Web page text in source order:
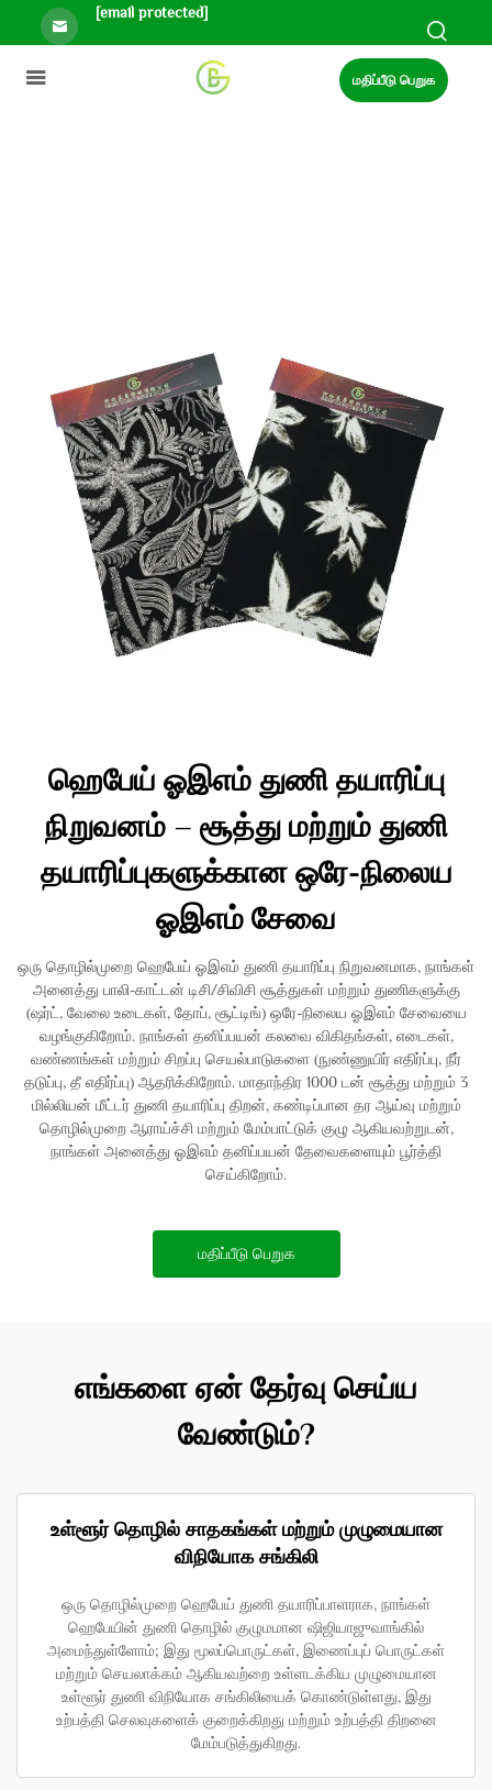
[email protected]
மதிப்பீடு பெறுக
ஹெபேய் ஓஇஎம் துணி தயாரிப்பு
நிறுவனம் – சூத்து மற்றும் துணி
தயாரிப்புகளுக்கான ஒரே-நிலைய
ஓஇஎம் சேவை
ஒரு தொழில்முறை ஹெபேய் ஓஇஎம் துணி தயாரிப்பு நிறுவனமாக, நாங்கள்
அனைத்து பாலி-காட்டன் டிசி/சிவிசி சூத்துகள் மற்றும் துணிகளுக்கு
(ஷர்ட், வேலை உடைகள், தோப், சூட்டிங்) ஒரே-நிலைய ஓஇஎம் சேவையை
வழங்குகிறோம். நாங்கள் தனிப்பயன் கலவை விகிதங்கள், எடைகள்,
வண்ணங்கள் மற்றும் சிறப்பு செயல்பாடுகளை (நுண்ணுயிர் எதிர்ப்பு, நீர்
தடுப்பு, தீ எதிர்ப்பு) ஆதரிக்கிறோம். மாதாந்திர 1000 டன் சூத்து மற்றும் 3
மில்லியன் மீட்டர் துணி தயாரிப்பு திறன், கண்டிப்பான தர ஆய்வு மற்றும்
தொழில்முறை ஆராய்ச்சி மற்றும் மேம்பாட்டுக் குழு ஆகியவற்றுடன்,
நாங்கள் அனைத்து ஓஇஎம் தனிப்பயன் தேவைகளையும் பூர்த்தி
செய்கிறோம்.
மதிப்பீடு பெறுக
எங்களை ஏன் தேர்வு செய்ய
வேண்டும்?
உள்ளூர் தொழில் சாதகங்கள் மற்றும் முழுமையான
விநியோக சங்கிலி
ஒரு தொழில்முறை ஹெபேய் துணி தயாரிப்பாளராக, நாங்கள்
ஹெபேயின் துணி தொழில் குழுமமான ஷிஜியாஜுவாங்கில்
அமைந்துள்ளோம்; இது மூலப்பொருட்கள், இணைப்புப் பொருட்கள்
மற்றும் செயலாக்கம் ஆகியவற்றை உள்ளடக்கிய முழுமையான
உள்ளூர் துணி விநியோக சங்கிலியைக் கொண்டுள்ளது, இது
உற்பத்தி செலவுகளைக் குறைக்கிறது மற்றும் உற்பத்தி திறனை
மேம்படுத்துகிறது.